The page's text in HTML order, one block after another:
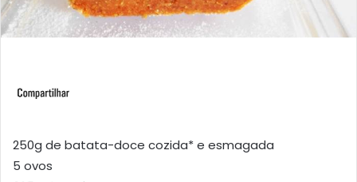
250g de batata-doce cozida* e esmagada
5 ovos